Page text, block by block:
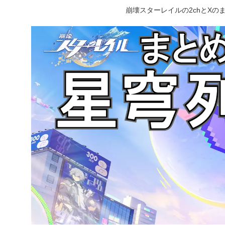
崩壊スターレイルの2chとXの